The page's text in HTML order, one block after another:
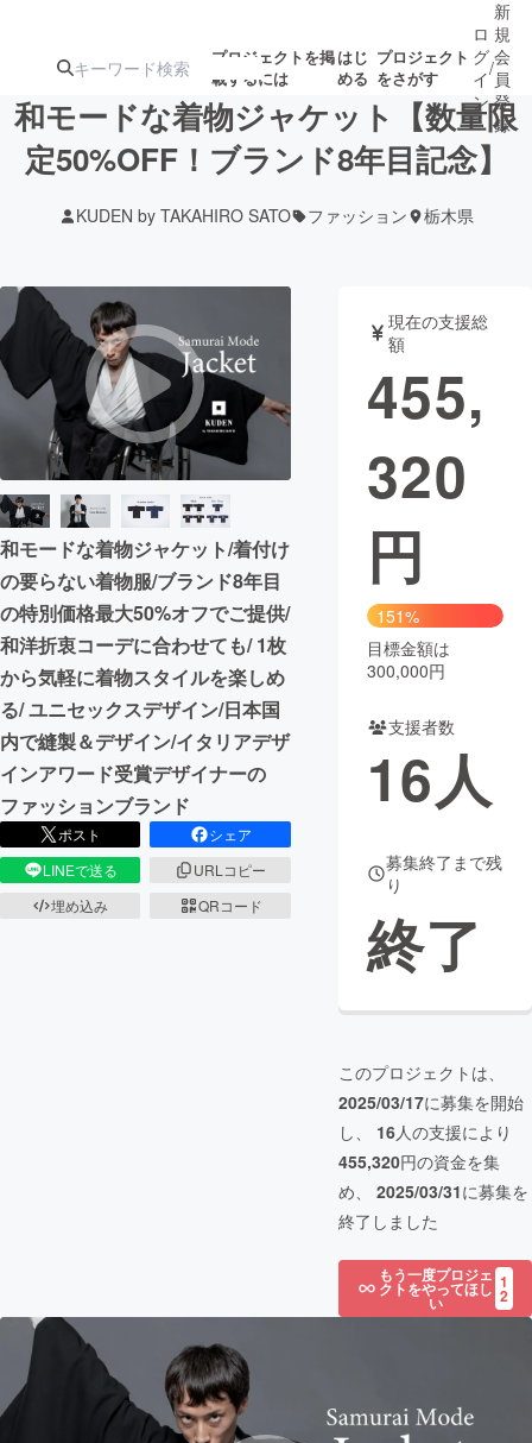
プロジェクトを掲
載するには
はじ
める
プロジェクト
をさがす
ジェクト
ターン
ジェクト
ロジェクト
もうすぐ公開
されます
アート・写真 音楽
テクノロジー・ガジェット ゲーム・サ
映像・映画
ビジネス・起業
まちづくり・地域活性化
CAMPFIRE for Social Good
CAMPFIRE Creation
CAMPFIREふるさと納税machi-ya コミュニティ
ロ
グ
イ
ン
/
新
規
会
員
登
録
和モードな着物ジャケット【数量限
定50%OFF！ブランド8年目記念】
KUDEN by TAKAHIRO SATO ファッション 栃木県
和モードな着物ジャケット/着付け
の要らない着物服/ブランド8年目
の特別価格最大50%オフでご提供/
和洋折衷コーデに合わせても/ 1枚
から気軽に着物スタイルを楽しめ
る/ ユニセックスデザイン/日本国
内で縫製＆デザイン/イタリアデザ
インアワード受賞デザイナーの
ファッションブランド
ポスト
シェア
LINEで送る
URLコピー
埋め込み
QRコード
現在の支援総
額
455,
320
円
151%
目標金額は
300,000円
支援者数
16人
募集終了まで残
り
終了
このプロジェクトは、
2025/03/17に募集を開始
し、 16人の支援により
455,320円の資金を集
め、 2025/03/31に募集を
終了しました
もう一度プロジェ
クトをやってほし
い
1
2